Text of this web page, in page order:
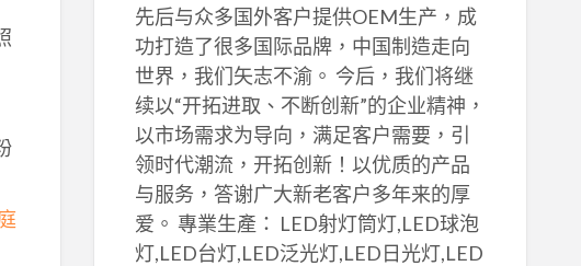
先后与众多国外客户提供OEM生产，成
功打造了很多国际品牌，中国制造走向
世界，我们矢志不渝。 今后，我们将继
续以“开拓进取、不断创新”的企业精神，
以市场需求为导向，满足客户需要，引
领时代潮流，开拓创新！以优质的产品
与服务，答谢广大新老客户多年来的厚
爱。 專業生產： LED射灯筒灯,LED球泡
灯,LED台灯,LED泛光灯,LED日光灯,LED